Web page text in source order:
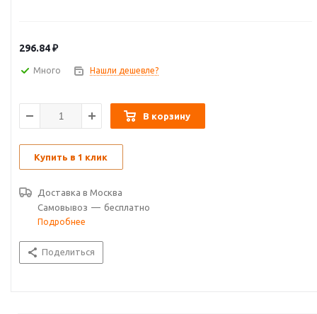
296.84₽
Много Нашли дешевле?
В корзину
Купить в 1 клик
Доставка в Москва
Самовывоз — бесплатно
Подробнее
Поделиться